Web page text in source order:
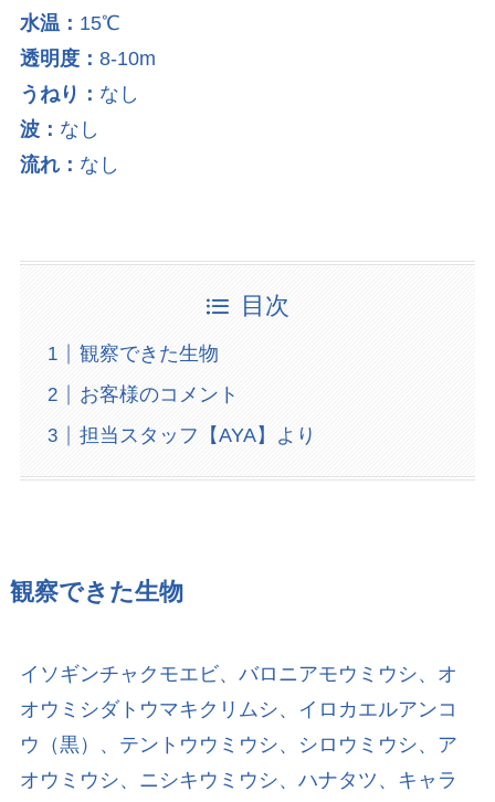
水温： 15℃
透明度： 8-10m
うねり： なし
波： なし
流れ： なし
目次
観察できた生物
お客様のコメント
担当スタッフ【AYA】より
観察できた生物
イソギンチャクモエビ、バロニアモウミウシ、オ
オウミシダトウマキクリムシ、イロカエルアンコ
ウ（黒）、テントウウミウシ、シロウミウシ、ア
オウミウシ、ニシキウミウシ、ハナタツ、キャラ